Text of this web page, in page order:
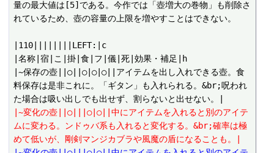
量の最大値は[5]である。今作では「壺増大の巻物」も削除さ
れているため、壺の容量の上限を増やすことはできない。
|110||||||||LEFT:|c
|名称|宿|こ|掛|食|フ|儀|死|効果・補足|h
|~保存の壺||○||○|○|○||アイテムを出し入れできる壺。食
料保存は是非これに。「ギタン」も入れられる。&br;呪われ
|~変化の壺||○|||○|○||中にアイテムを入れると別のアイテ
ムに変わる。ンドゥバ系も入れると変化する。&br;確率は極
めて低いが、剛剣マンジカブラや風魔の盾になることも。|